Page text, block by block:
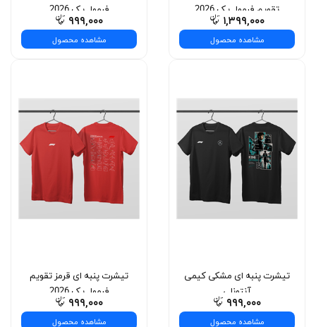
فرمول یک 2026
۹۹۹,۰۰۰
مشاهده محصول
تقویم فرمول یک 2026
۱,۳۹۹,۰۰۰
مشاهده محصول
تیشرت پنبه ای قرمز تقویم
فرمول یک 2026
۹۹۹,۰۰۰
مشاهده محصول
تیشرت پنبه ای مشکی کیمی
آنتونلی
۹۹۹,۰۰۰
مشاهده محصول